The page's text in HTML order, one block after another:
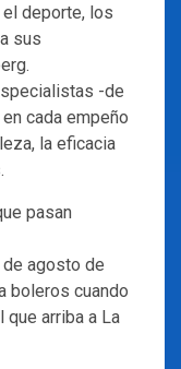
el deporte, los
sus
-de
cada empeño
la eficacia
pasan
agosto de
boleros cuando
que arriba a La